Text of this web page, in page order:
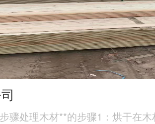
骤处理木材**的步骤1：烘干在